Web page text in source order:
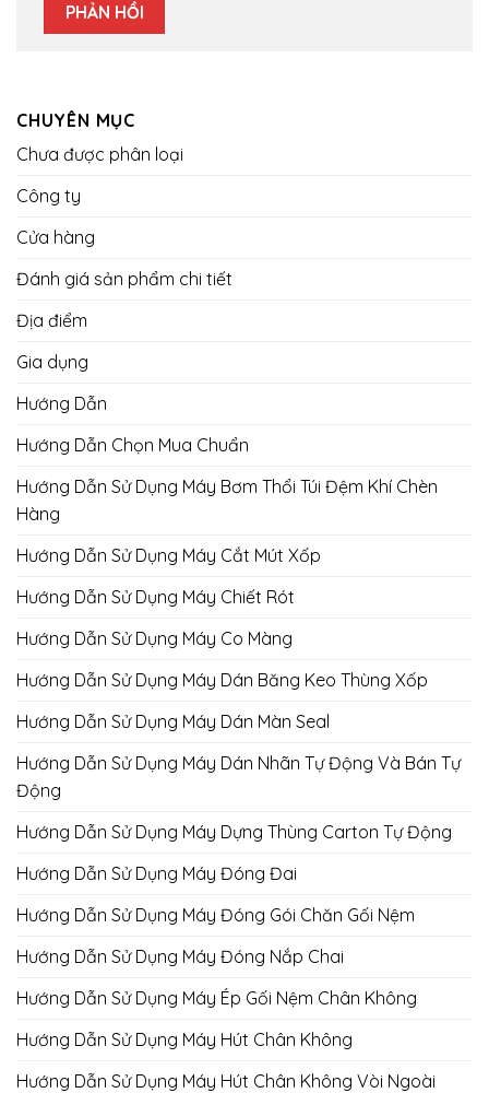
CHUYÊN MỤC
Chưa được phân loại
Công ty
Cửa hàng
Đánh giá sản phẩm chi tiết
Địa điểm
Gia dụng
Hướng Dẫn
Hướng Dẫn Chọn Mua Chuẩn
Hướng Dẫn Sử Dụng Máy Bơm Thổi Túi Đệm Khí Chèn
Hàng
Hướng Dẫn Sử Dụng Máy Cắt Mút Xốp
Hướng Dẫn Sử Dụng Máy Chiết Rót
Hướng Dẫn Sử Dụng Máy Co Màng
Hướng Dẫn Sử Dụng Máy Dán Băng Keo Thùng Xốp
Hướng Dẫn Sử Dụng Máy Dán Màn Seal
Hướng Dẫn Sử Dụng Máy Dán Nhãn Tự Động Và Bán Tự
Động
Hướng Dẫn Sử Dụng Máy Dựng Thùng Carton Tự Động
Hướng Dẫn Sử Dụng Máy Đóng Đai
Hướng Dẫn Sử Dụng Máy Đóng Gói Chăn Gối Nệm
Hướng Dẫn Sử Dụng Máy Đóng Nắp Chai
Hướng Dẫn Sử Dụng Máy Ép Gối Nệm Chân Không
Hướng Dẫn Sử Dụng Máy Hút Chân Không
Hướng Dẫn Sử Dụng Máy Hút Chân Không Vòi Ngoài